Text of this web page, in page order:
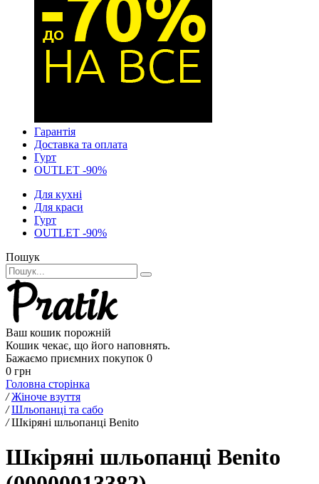
Гарантія
Доставка та оплата
Гурт
OUTLET -90%
Для кухні
Для краси
Гурт
OUTLET -90%
Пошук
Ваш кошик порожній
Кошик чекає, що його наповнять.
Бажаємо приємних покупок 0
0 грн
Головна сторінка
/ Жіноче взуття
/ Шльопанці та сабо
/ Шкіряні шльопанці Benito
Шкіряні шльопанці Benito